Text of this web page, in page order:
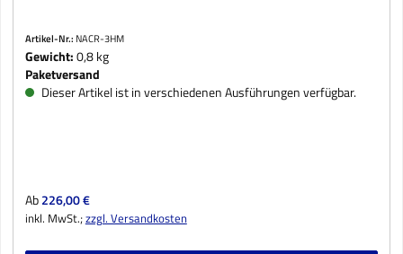
Artikel-Nr.: NACR-3HM
Gewicht:0,8 kg
Paketversand
Dieser Artikel ist in verschiedenen Ausführungen verfügbar.
Regulärer Preis:
Ab226,00 €
inkl. MwSt.;zzgl. Versandkosten